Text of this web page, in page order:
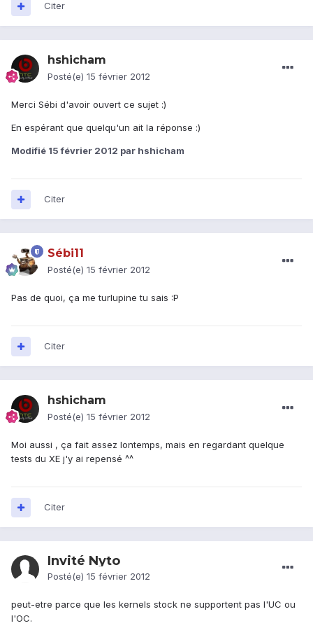
Citer
hshicham
Posté(e) 15 février 2012
Merci Sébi d'avoir ouvert ce sujet :)
En espérant que quelqu'un ait la réponse :)
Modifié 15 février 2012 par hshicham
Citer
Sébi11
Posté(e) 15 février 2012
Pas de quoi, ça me turlupine tu sais :P
Citer
hshicham
Posté(e) 15 février 2012
Moi aussi , ça fait assez lontemps, mais en regardant quelque
tests du XE j'y ai repensé ^^
Citer
Invité Nyto
Posté(e) 15 février 2012
peut-etre parce que les kernels stock ne supportent pas l'UC ou
l'OC.